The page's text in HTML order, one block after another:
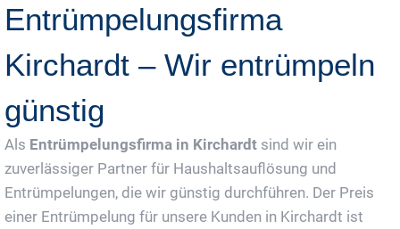
Entrümpelungsfirma
Kirchardt – Wir entrümpeln
günstig
Als Entrümpelungsfirma in Kirchardt sind wir ein
zuverlässiger Partner für Haushaltsauflösung und
Entrümpelungen, die wir günstig durchführen. Der Preis
einer Entrümpelung für unsere Kunden in Kirchardt ist